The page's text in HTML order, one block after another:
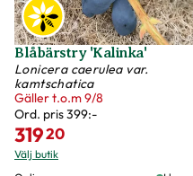
Blåbärstry 'Kalinka'
Lonicera caerulea var.
kamtschatica
Gäller t.o.m 9/8
Ord. pris399:-
31920
Välj butik